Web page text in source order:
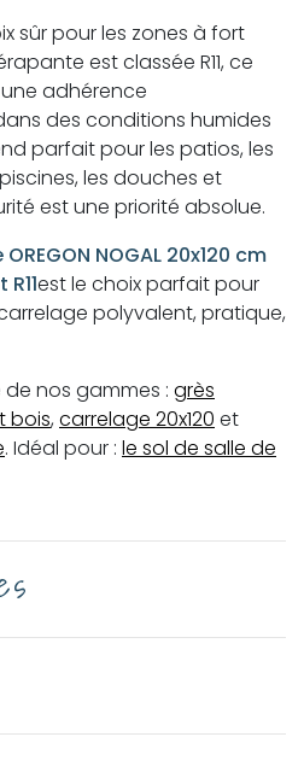
sûr pour les zones à fort
est classée R11, ce
adhérence
des conditions humides
parfait pour les patios, les
les douches et
est une priorité absolue.
NOGAL 20x120 cm
est le choix parfait pour
polyvalent, pratique,
nos gammes : grès
bois, carrelage 20x120 et
. Idéal pour : le sol de salle de